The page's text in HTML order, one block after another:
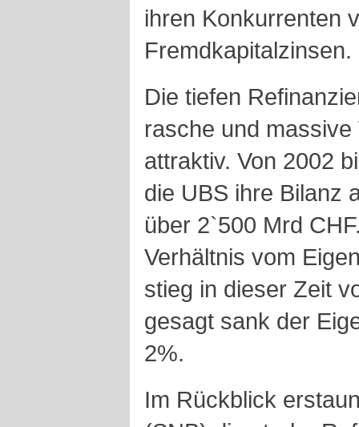
ihren Konkurrenten
Fremdkapitalzinsen.
Die tiefen
rasche und
attraktiv. Von 2002
die UBS ihre Bilanz
über 2`500 Mrd
Verhältnis vom
stieg in dieser Zeit
gesagt sank der
2%.
Im Rückblick